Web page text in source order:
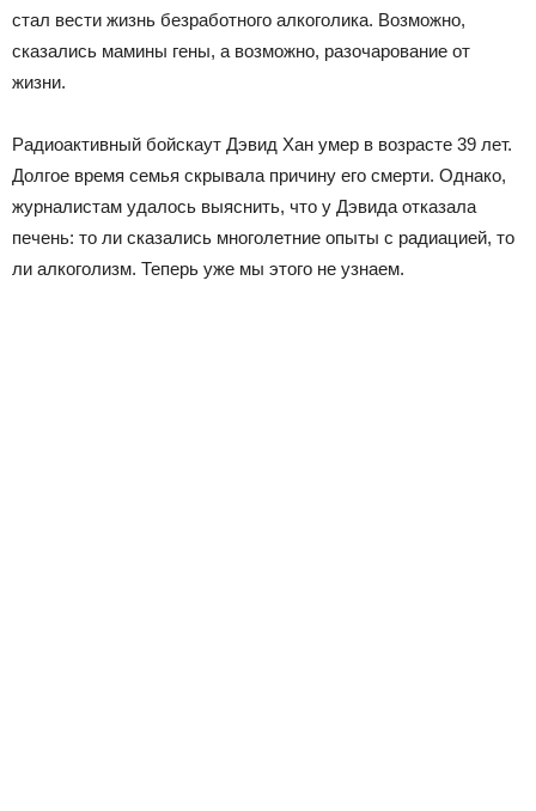
стал вести жизнь безработного алкоголика. Возможно,
сказались мамины гены, а возможно, разочарование от
жизни.
Радиоактивный бойскаут Дэвид Хан умер в возрасте 39 лет.
Долгое время семья скрывала причину его смерти. Однако,
журналистам удалось выяснить, что у Дэвида отказала
печень: то ли сказались многолетние опыты с радиацией, то
ли алкоголизм. Теперь уже мы этого не узнаем.